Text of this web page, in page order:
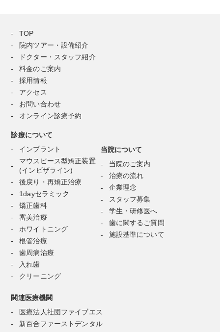
TOP
院内ツアー・設備紹介
ドクター・スタッフ紹介
料金のご案内
採用情報
アクセス
お問い合わせ
オンライン診療予約
診療について
インプラント
マウスピース型矯正装置
(インビザライン)
後戻り・再矯正治療
1dayセラミック
矯正歯科
審美治療
ホワイトニング
根管治療
歯周病治療
入れ歯
クリーニング
当院について
当院のご案内
治療の流れ
企業理念
スタッフ募集
学生・研修医へ
歯に関するご質問
施設基準について
関連医療機関
医療法人社団ファイブエス
新百合ファーストデンタル